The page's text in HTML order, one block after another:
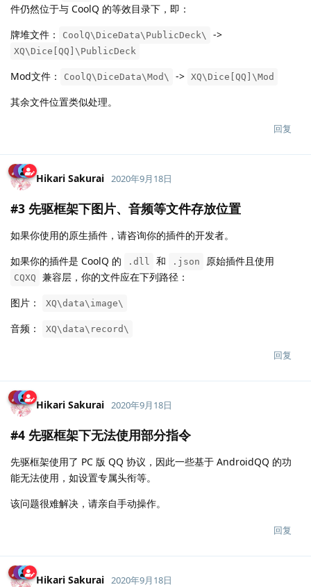
件仍然位于与 CoolQ 的等效目录下，即：
牌堆文件：
CoolQ\DiceData\PublicDeck\ ->
XQ\Dice[QQ]\PublicDeck
Mod文件： CoolQ\DiceData\Mod\ -> XQ\Dice[QQ]\Mod
其余文件位置类似处理。
回复
Hikari Sakurai 2020年9月18日
#3 先驱框架下图片、音频等文件存放位置
如果你使用的原生插件，请咨询你的插件的开发者。
如果你的插件是 CoolQ 的
.dll 和 .json 原始插件且使用
CQXQ
兼容层，你的文件应在下列路径：
图片：
XQ\data\image\
音频： XQ\data\record\
回复
Hikari Sakurai 2020年9月18日
#4 先驱框架下无法使用部分指令
先驱框架使用了 PC 版 QQ 协议，因此一些基于 AndroidQQ 的功
能无法使用，如设置专属头衔等。
该问题很难解决，请亲自手动操作。
回复
Hikari Sakurai 2020年9月18日